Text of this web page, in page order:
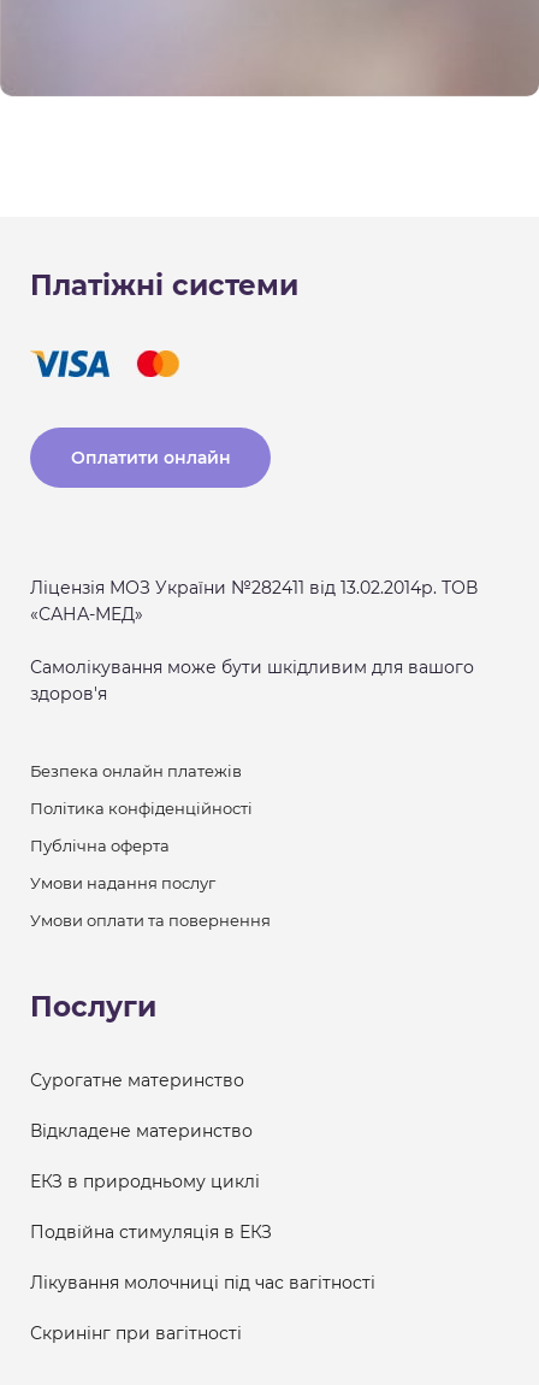
Платіжні системи
Оплатити онлайн
Ліцензія МОЗ України №282411 від 13.02.2014р. ТОВ
«САНА-МЕД»
Самолікування може бути шкідливим для вашого
здоров'я
Безпека онлайн платежів
Політика конфіденційності
Публічна оферта
Умови надання послуг
Умови оплати та повернення
Послуги
Сурогатне материнство
Відкладене материнство
ЕКЗ в природньому циклі
Подвійна стимуляція в ЕКЗ
Лікування молочниці під час вагітності
Скринінг при вагітності